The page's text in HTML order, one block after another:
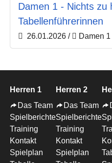
Damen 1 - Nichts zu
Tabellenführerinnen
26.01.2026 / Damen 1
Herren 1
Das Team
Spielberichte
Training
Kontakt
Spielplan
Herren 2
Das Team
Spielberichte
Training
Kontakt
Spielplan